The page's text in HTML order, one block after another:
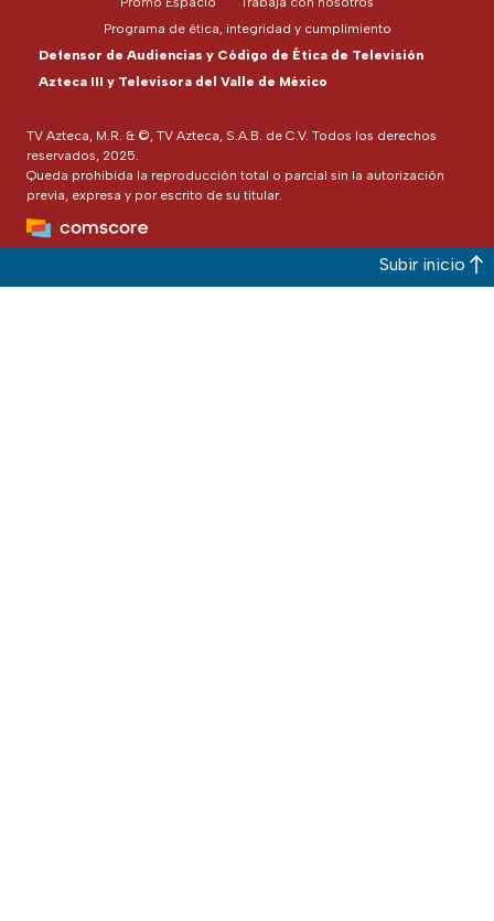
TV Azteca, M.R. & ©, TV Azteca, S.A.B. de C.V. Todos los derechos
reservados, 2025.
Queda prohibida la reproducción total o parcial sin la autorización
previa, expresa y por escrito de su titular.
Programa de ética, integridad y cumplimiento
Defensor de Audiencias y Código de Ética de Televisión
Azteca III y Televisora del Valle de México
Subir inicio